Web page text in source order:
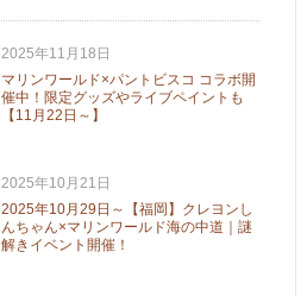
2025年11月18日
マリンワールド×パントビスコ コラボ開
催中！限定グッズやライブペイントも
【11月22日～】
2025年10月21日
2025年10月29日～【福岡】クレヨンし
んちゃん×マリンワールド海の中道｜謎
解きイベント開催！